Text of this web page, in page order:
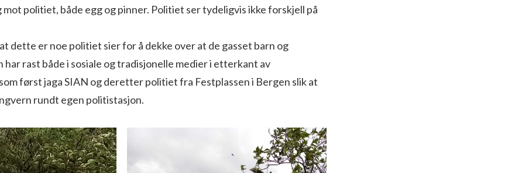
politiet, både egg og pinner. Politiet ser tydeligvis ikke forskjell på
dette er noe politiet sier for å dekke over at de gasset barn og
har rast både i sosiale og tradisjonelle medier i etterkant av
først jaga SIAN og deretter politiet fra Festplassen i Bergen slik at
rundt egen politistasjon.